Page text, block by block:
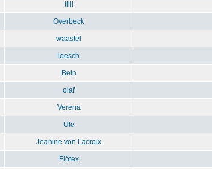
tilli
Overbeck
waastel
loesch
Bein
olaf
Verena
Ute
Jeanine von Lacroix
Flötex